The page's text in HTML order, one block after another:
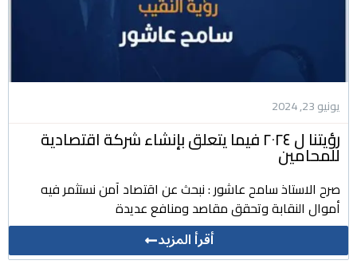
يونيو 23, 2024
رؤيتنا ل ٢٠٢٤ فيما يتعلق بإنشاء شركة اقتصادية
للمحامين
صرح الاستاذ سامح عاشور : نبحث عن اقتصاد آمن نستثمر فيه
أموال النقابة وتحقق مقاصد ومنافع عديدة
أقرأ المزيد